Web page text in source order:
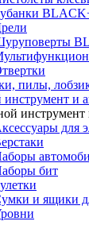
пилы,
и
инструмент
для
бит
и ящики